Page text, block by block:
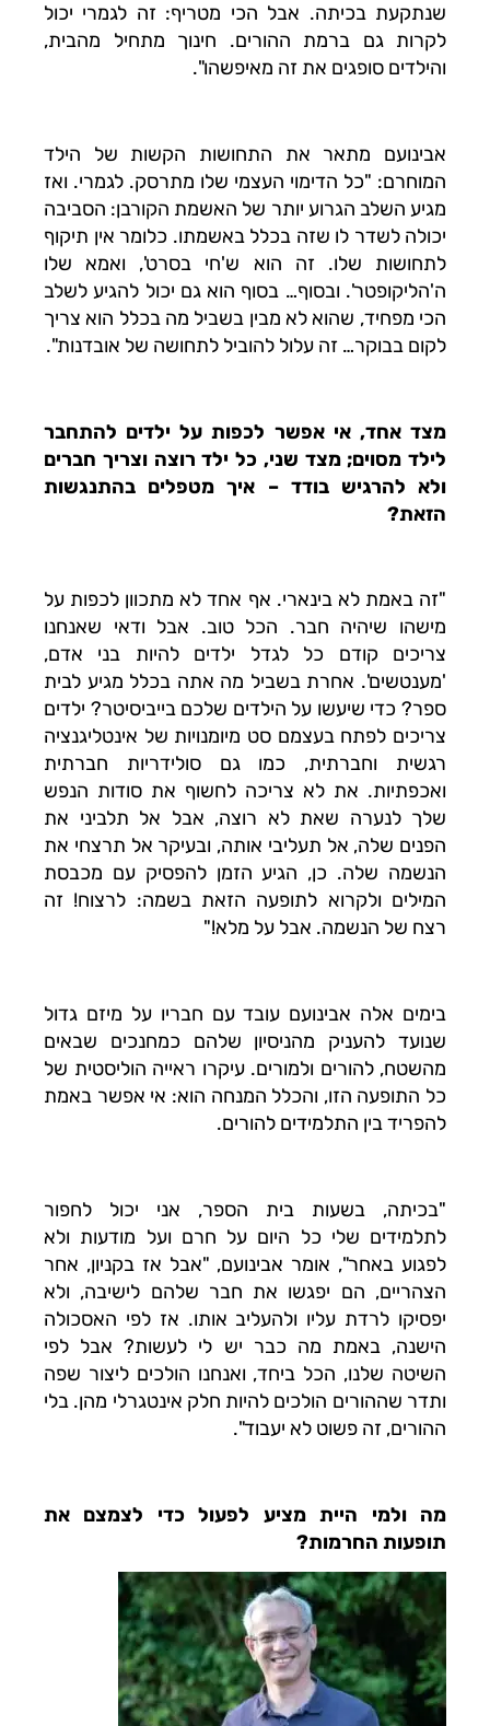
שנתקעת בכיתה. אבל הכי מטריף: זה לגמרי יכול
לקרות גם ברמת ההורים. חינוך מתחיל מהבית,
והילדים סופגים את זה מאיפשהו".
אבינועם מתאר את התחושות הקשות של הילד
המוחרם: "כל הדימוי העצמי שלו מתרסק. לגמרי. ואז
מגיע השלב הגרוע יותר של האשמת הקורבן: הסביבה
יכולה לשדר לו שזה בכלל באשמתו. כלומר אין תיקוף
לתחושות שלו. זה הוא ש'חי בסרט', ואמא שלו
ה'הליקופטר'. ובסוף… בסוף הוא גם יכול להגיע לשלב
הכי מפחיד, שהוא לא מבין בשביל מה בכלל הוא צריך
לקום בבוקר… זה עלול להוביל לתחושה של אובדנות".
מצד אחד, אי אפשר לכפות על ילדים להתחבר
לילד מסוים; מצד שני, כל ילד רוצה וצריך חברים
ולא להרגיש בודד – איך מטפלים בהתנגשות
הזאת?
"זה באמת לא בינארי. אף אחד לא מתכוון לכפות על
מישהו שיהיה חבר. הכל טוב. אבל ודאי שאנחנו
צריכים קודם כל לגדל ילדים להיות בני אדם,
'מענטשים'. אחרת בשביל מה אתה בכלל מגיע לבית
ספר? כדי שיעשו על הילדים שלכם בייביסיטר? ילדים
צריכים לפתח בעצמם סט מיומנויות של אינטליגנציה
רגשית וחברתית, כמו גם סולידריות חברתית
ואכפתיות. את לא צריכה לחשוף את סודות הנפש
שלך לנערה שאת לא רוצה, אבל אל תלביני את
הפנים שלה, אל תעליבי אותה, ובעיקר אל תרצחי את
הנשמה שלה. כן, הגיע הזמן להפסיק עם מכבסת
המילים ולקרוא לתופעה הזאת בשמה: לרצוח! זה
רצח של הנשמה. אבל על מלא!"
בימים אלה אבינועם עובד עם חבריו על מיזם גדול
שנועד להעניק מהניסיון שלהם כמחנכים שבאים
מהשטח, להורים ולמורים. עיקרו ראייה הוליסטית של
כל התופעה הזו, והכלל המנחה הוא: אי אפשר באמת
להפריד בין התלמידים להורים.
"בכיתה, בשעות בית הספר, אני יכול לחפור
לתלמידים שלי כל היום על חרם ועל מודעות ולא
לפגוע באחר", אומר אבינועם, "אבל אז בקניון, אחר
הצהריים, הם יפגשו את חבר שלהם לישיבה, ולא
יפסיקו לרדת עליו ולהעליב אותו. אז לפי האסכולה
הישנה, באמת מה כבר יש לי לעשות? אבל לפי
השיטה שלנו, הכל ביחד, ואנחנו הולכים ליצור שפה
ותדר שההורים הולכים להיות חלק אינטגרלי מהן. בלי
ההורים, זה פשוט לא יעבוד".
מה ולמי היית מציע לפעול כדי לצמצם את
תופעות החרמות?